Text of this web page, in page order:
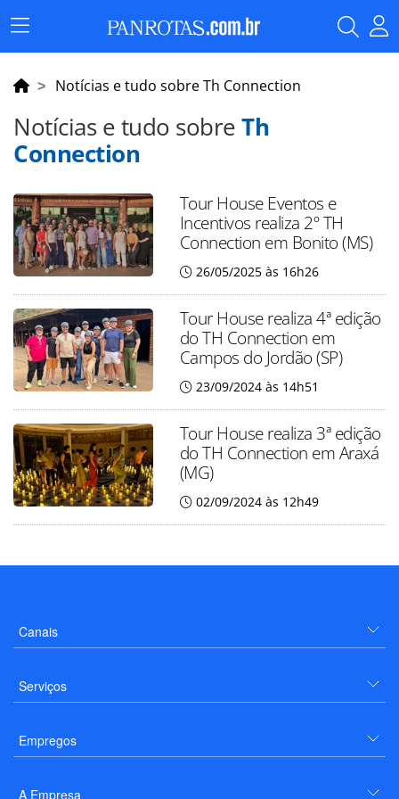
Menu
Principal
Notícias e tudo sobre Th Connection
Notícias e tudo sobreTh
Connection
Tour House Eventos e
Incentivos realiza 2º TH
Connection em Bonito (MS)
26/05/2025 às 16h26
Tour House realiza 4ª edição
do TH Connection em
Campos do Jordão (SP)
23/09/2024 às 14h51
Tour House realiza 3ª edição
do TH Connection em Araxá
(MG)
02/09/2024 às 12h49
Canais
Serviços
Empregos
A Empresa